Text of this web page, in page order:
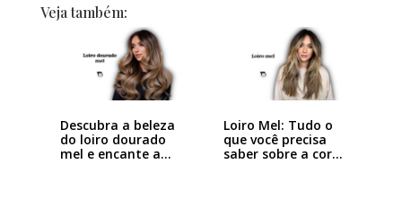
Veja também:
Descubra a beleza
do loiro dourado
mel e encante a…
Loiro Mel: Tudo o
que você precisa
saber sobre a cor…